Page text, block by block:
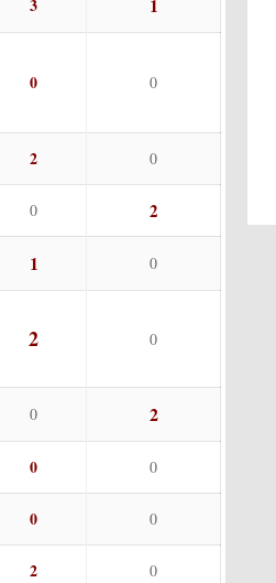
3
0 0
2 0
0 2
1 0
2 0
0 2
0 0
0 0
2 0